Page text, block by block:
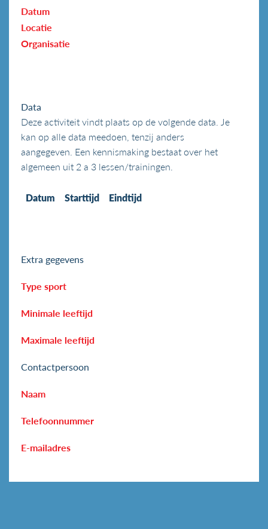
Datum
Locatie
Organisatie
Data
Deze activiteit vindt plaats op de volgende data. Je
kan op alle data meedoen, tenzij anders
aangegeven. Een kennismaking bestaat over het
algemeen uit 2 a 3 lessen/trainingen.
Datum Starttijd Eindtijd
Extra gegevens
Type sport
Minimale leeftijd
Maximale leeftijd
Contactpersoon
Naam
Telefoonnummer
E-mailadres